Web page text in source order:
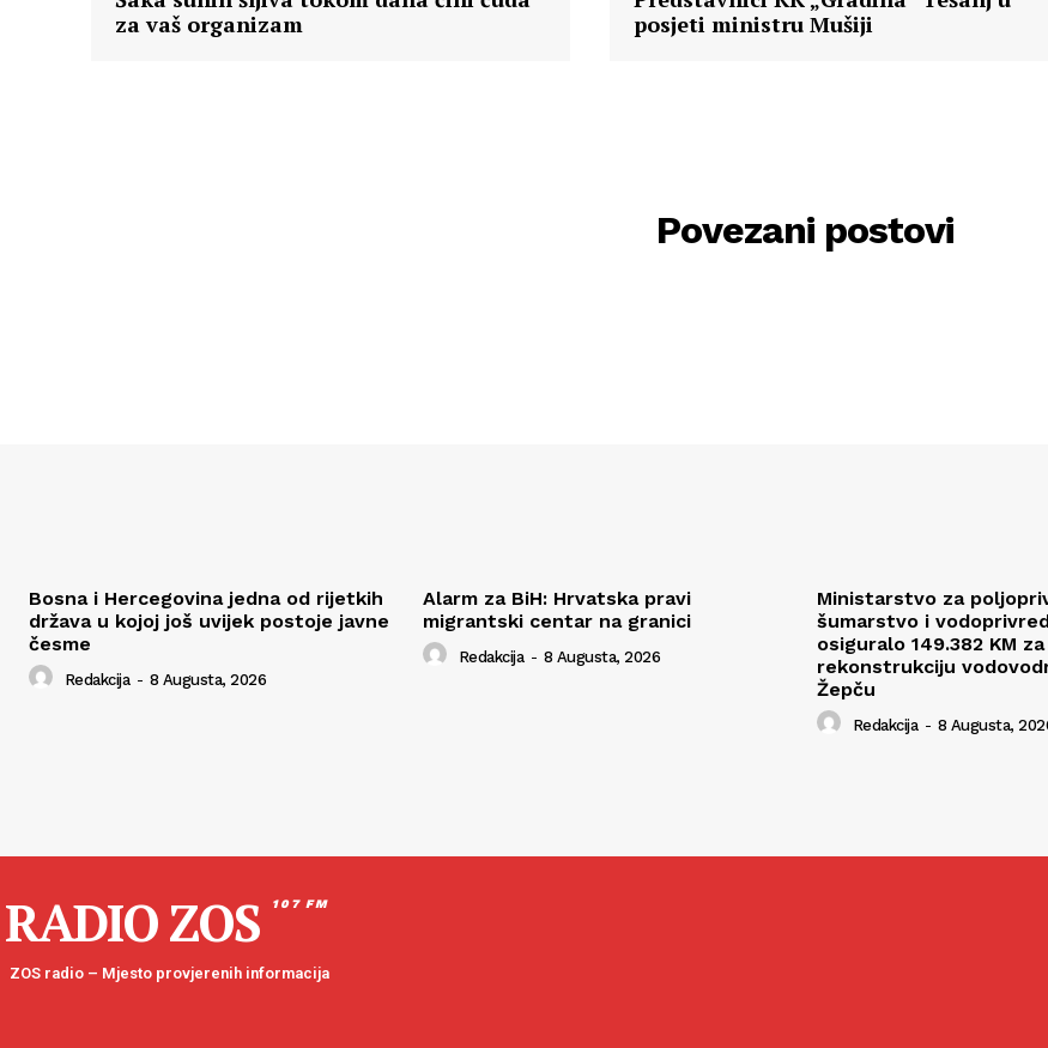
za vaš organizam
posjeti ministru Mušiji
Povezani postovi
Bosna i Hercegovina jedna od rijetkih
država u kojoj još uvijek postoje javne
česme
Redakcija - 8 Augusta, 2026
Alarm za BiH: Hrvatska pravi
migrantski centar na granici
Redakcija - 8 Augusta, 2026
Ministarstvo za
šumarstvo i
osiguralo 149.382 KM za
rekonstrukciju
Žepču
Redakcija - 8 Augusta,
RADIO ZOS 107 FM
ZOS radio – Mjesto provjerenih informacija